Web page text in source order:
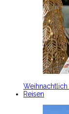
Reisen